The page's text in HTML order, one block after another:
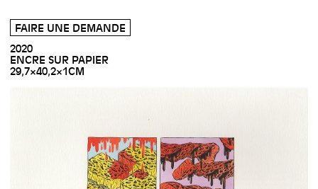
FAIRE UNE DEMANDE
2020
ENCRE SUR PAPIER
29,7×40,2×1CM